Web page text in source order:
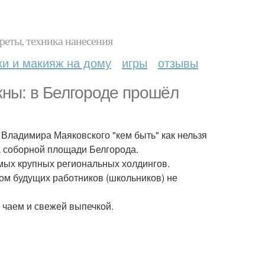
техника нанесения
и макияж на дому игры отзывы
в Белгороде прошёл
Маяковского "кем быть" как нельзя
площади Белгорода.
крупных региональных холдингов.
будущих работников (школьников) не
и свежей выпечкой.